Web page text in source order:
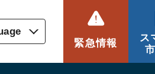
緊急情報
ス